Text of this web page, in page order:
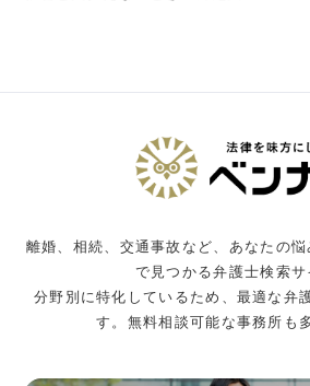
離婚、相続、交通事故など、あなたの
で見つかる弁護士検索サ
分野別に特化しているため、最適な弁
す。無料相談可能な事務所も